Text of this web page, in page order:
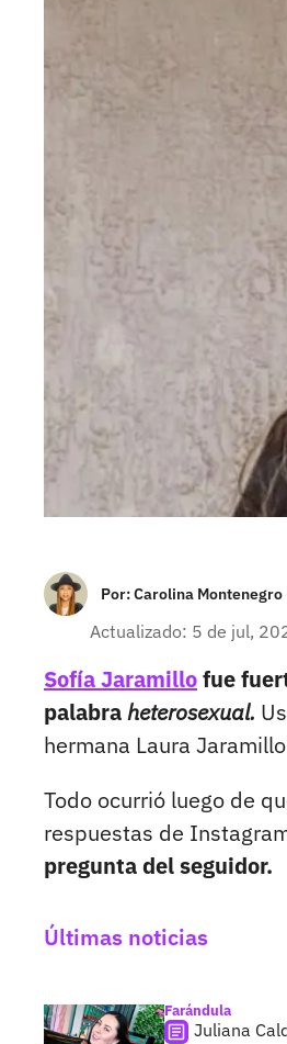
Por:Carolina Montenegro
Actualizado: 5 de jul,
Sofía Jaramillofue
palabraheterosexual.
hermana Laura
Todo ocurrió luego de
respuestas de
pregunta del seguidor.
Últimas noticias
Farándula
Juliana